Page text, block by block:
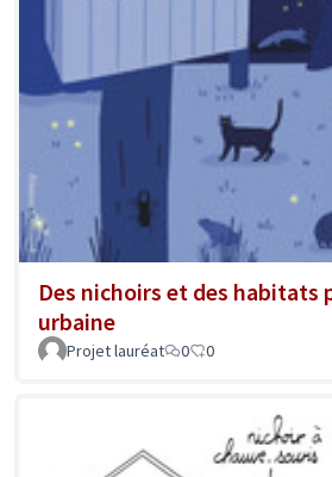
Des nichoirs et des habitats
urbaine
Projet lauréat 0 0